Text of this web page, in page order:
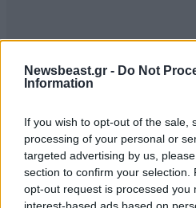
Newsbeast.gr - Do Not
Information
If you wish to opt-out of the sale,
processing of your personal or
targeted advertising by us,
section to confirm your selection.
opt-out request is processed you
interest-based ads based on
2 ΣΧΌΛΙΑ